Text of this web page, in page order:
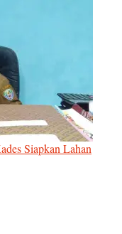
Siapkan Lahan